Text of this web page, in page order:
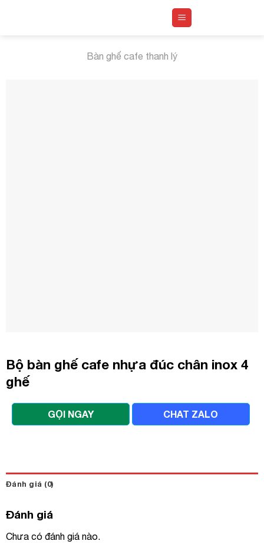
Bàn ghế cafe thanh lý
Bộ bàn ghế cafe nhựa đúc chân inox 4
ghế
GỌI NGAY CHAT ZALO
Đánh giá (0)
Đánh giá
Chưa có đánh giá nào.